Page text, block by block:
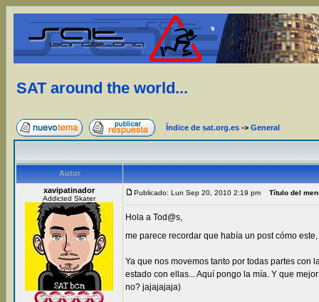
SAT around the world...
Índice de sat.org.es -> General
Autor
xavipatinador
Addicted Skater
Publicado: Lun Sep 20, 2010 2:19 pm Título del
Hola a Tod@s,
me parece recordar que había un post cómo
Ya que nos movemos tanto por todas partes con
estado con ellas... Aquí pongo la mía. Y que
no? jajajajaja)